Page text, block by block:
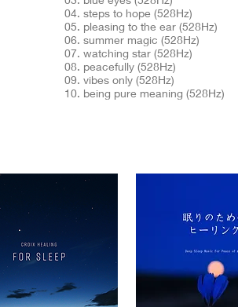
04. steps to hope (528Hz)
05. pleasing to the ear (528Hz)
06. summer magic (528Hz)
07. watching star (528Hz)
08. peacefully (528Hz)
09. vibes only (528Hz)
10. being pure meaning (528Hz)